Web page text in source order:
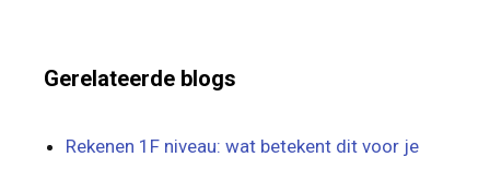
Gerelateerde blogs
Rekenen 1F niveau: wat betekent dit voor je